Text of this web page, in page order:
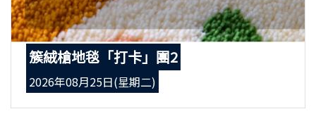
簇絨槍地毯「打卡」團2
2026年08月25日(星期二)